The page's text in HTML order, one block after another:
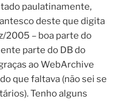
paulatinamente,
deste que digita
2005 – boa parte do
parte do DB do
ao WebArchive
que faltava (não sei se
Tenho alguns